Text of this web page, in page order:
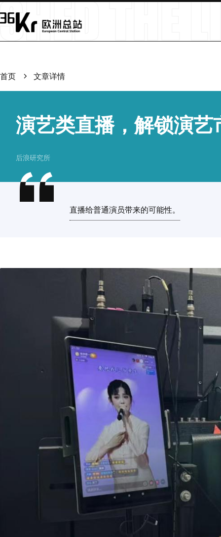
首页 文章详情
演艺类直播，解锁演艺
后浪研究所
直播给普通演员带来的可能性。